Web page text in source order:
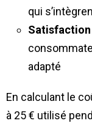
qui
adapté
En calculant le
à 25 € utilisé